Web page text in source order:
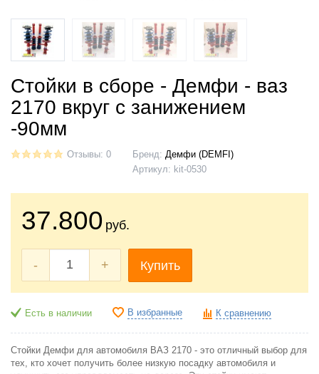
Стойки в сборе - Демфи - ваз
2170 вкруг с занижением
-90мм
Отзывы: 0 Бренд: Демфи (DEMFI)
Артикул: kit-0530
37.800 руб.
- + Купить
Есть в наличии В избранные К сравнению
Стойки Демфи для автомобиля ВАЗ 2170 - это отличный выбор для
тех, кто хочет получить более низкую посадку автомобиля и